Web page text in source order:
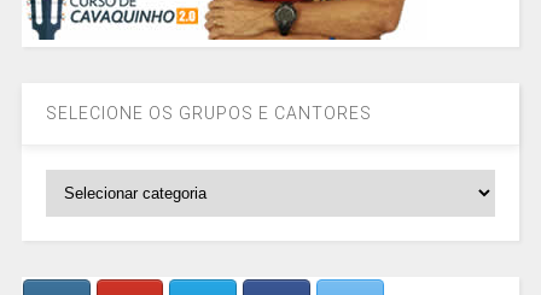
SELECIONE OS GRUPOS E CANTORES
SELECIONE
CANTORES